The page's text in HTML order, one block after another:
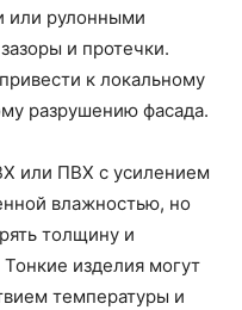
или рулонными
и протечки.
к локальному
разрушению фасада.
или ПВХ с усилением
влажностью, но
толщину и
Тонкие изделия могут
температуры и